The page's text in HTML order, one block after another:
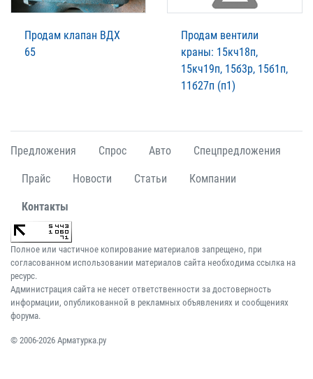
Продам клапан ВДХ
65
Продам вентили
краны: 15кч18п,
15кч19п, 15б3р, 15б1п,
11б27п (п1)
Предложения Спрос Авто Спецпредложения
Прайс Новости Статьи Компании
Контакты
Полное или частичное копирование материалов запрещено, при
согласованном использовании материалов сайта необходима ссылка на
ресурс.
Администрация сайта не несет ответственности за достоверность
информации, опубликованной в рекламных объявлениях и сообщениях
форума.
© 2006-2026 Арматурка.ру